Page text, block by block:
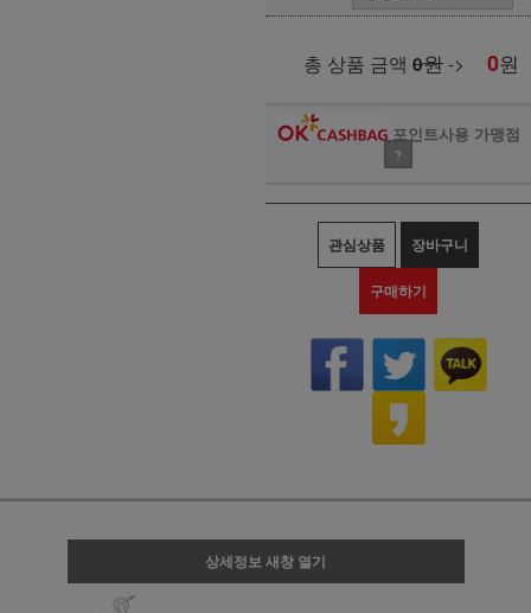
총 상품 금액 0원-> 0원
포인트사용 가맹점
?
관심상품 장바구니
구매하기
상세정보 새창 열기